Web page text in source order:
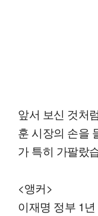
앞서 보신 것처
훈 시장의 손을
가 특히 가팔랐
<앵커>
이재명 정부 1